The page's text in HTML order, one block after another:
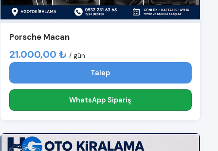
Porsche Macan
21.000,00 ₺ / gün
Talep
WhatsApp Sipariş